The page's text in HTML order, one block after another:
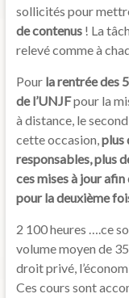
sollicités pour
de contenus! La
relevé comme à
Pour la rentrée des
de l’UNJFpour la
à distance, le
cette occasion,plus
responsables, plus
ces mises à jour
pour la deuxième
2 100 heures ….ce
volume moyen de
droit privé,
Ces cours sont